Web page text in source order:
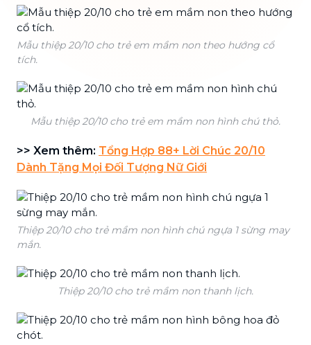
Mẫu thiệp 20/10 cho trẻ em mầm non theo hướng cổ
tích.
Mẫu thiệp 20/10 cho trẻ em mầm non hình chú thỏ.
>> Xem thêm: Tổng Hợp 88+ Lời Chúc 20/10
Dành Tặng Mọi Đối Tượng Nữ Giới
Thiệp 20/10 cho trẻ mầm non hình chú ngựa 1 sừng may
mắn.
Thiệp 20/10 cho trẻ mầm non thanh lịch.